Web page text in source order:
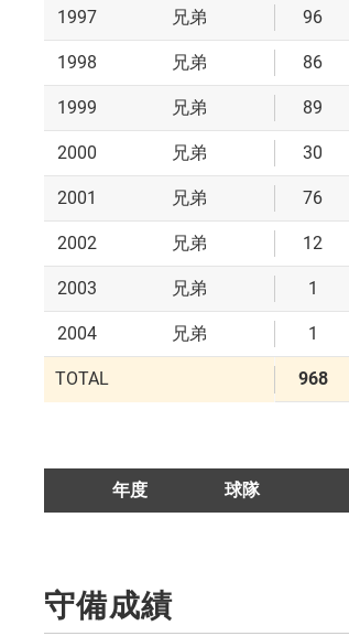
1997 兄弟 96
1998 兄弟 86
1999 兄弟 89
2000 兄弟 30
2001 兄弟 76
2002 兄弟 12
2003 兄弟 1
2004 兄弟 1
TOTAL 968
年度 球隊
守備成績